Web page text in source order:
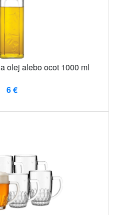
olej alebo ocot 1000 ml
6 €